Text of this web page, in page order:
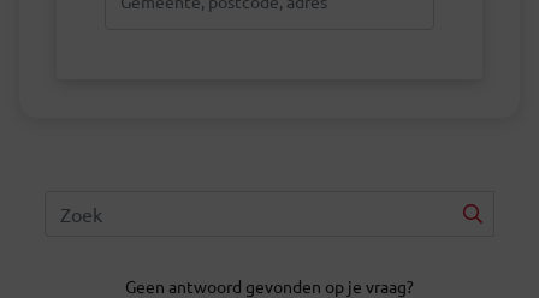
Geen antwoord gevonden op je vraag?